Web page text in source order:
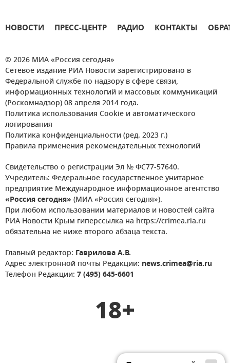
НОВОСТИ ПРЕСС-ЦЕНТР РАДИО КОНТАКТЫ
© 2026 МИА «Россия сегодня»
Сетевое издание РИА Новости зарегистрировано в
Федеральной службе по надзору в сфере связи,
информационных технологий и массовых коммуникаций
(Роскомнадзор) 08 апреля 2014 года.
Политика использования Cookie и автоматического
логирования
Политика конфиденциальности (ред. 2023 г.)
Правила применения рекомендательных технологий
Свидетельство о регистрации Эл № ФС77-57640.
Учредитель: Федеральное государственное унитарное
предприятие Международное информационное агентство
«Россия сегодня» (МИА «Россия сегодня»).
При любом использовании материалов и новостей сайта
РИА Новости Крым гиперссылка на https://crimea.ria.ru
обязательна не ниже второго абзаца текста.
Главный редактор: Гаврилова А.В.
Адрес электронной почты Редакции: news.crimea@ria.ru
Телефон Редакции: 7 (495) 645-6601
18+